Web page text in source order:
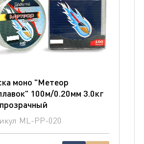
моно "Метеор
100м/0.20мм 3.0кг
ML-PP-020